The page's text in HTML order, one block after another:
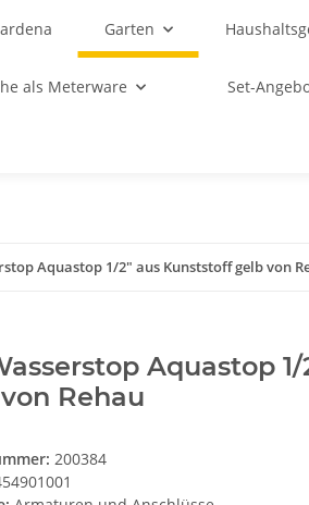
Garten
als Meterware Set-
Aquastop 1/2" aus Kunststoff gelb von
Aquastop
Rehau
200384